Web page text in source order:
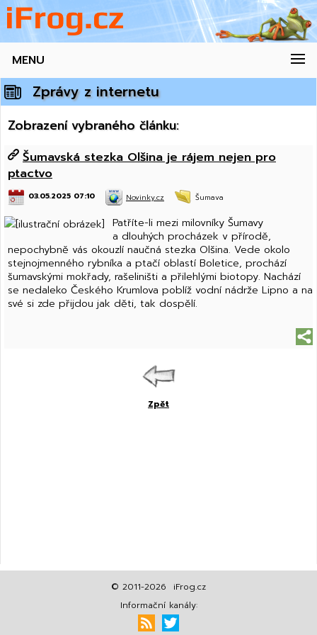
MENU
Zprávy z internetu
Zobrazení vybraného článku:
Šumavská stezka Olšina je rájem nejen pro
ptactvo
03.05.2025 07:10 Novinky.cz Šumava
Patříte-li mezi milovníky Šumavy
a dlouhých procházek v přírodě,
nepochybně vás okouzlí naučná stezka Olšina. Vede okolo
stejnojmenného rybníka a ptačí oblastí Boletice, prochází
šumavskými mokřady, rašeliništi a přilehlými biotopy. Nachází
se nedaleko Českého Krumlova poblíž vodní nádrže Lipno a na
své si zde přijdou jak děti, tak dospělí.
Zpět
© 2011-2026 iFrog.cz
Informační kanály: